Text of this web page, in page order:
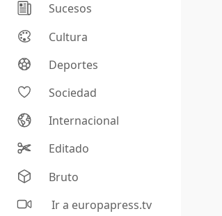
Sucesos
Cultura
Deportes
Sociedad
Internacional
Editado
Bruto
Ir a europapress.tv